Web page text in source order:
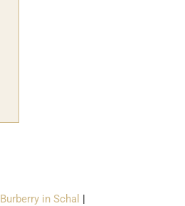
Burberry in Schal |